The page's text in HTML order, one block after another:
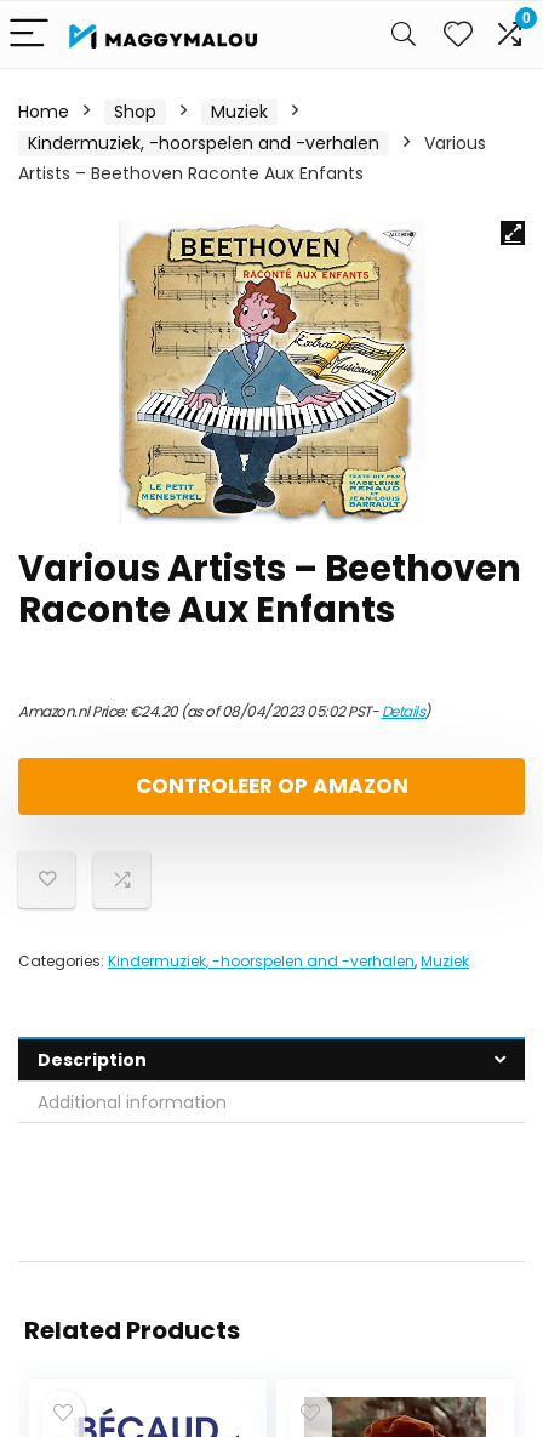
0
Home Shop
Muziek
Kindermuziek, -hoorspelen and -verhalen
Various
Artists – Beethoven Raconte Aux Enfants
Various Artists – Beethoven
Raconte Aux Enfants
Amazon.nl Price:€24.20(as of 08/04/2023 05:02 PST-Details)
CONTROLEER OP AMAZON
Categories: Kindermuziek, -hoorspelen and -verhalen,Muziek
Description
Additional information
Related Products